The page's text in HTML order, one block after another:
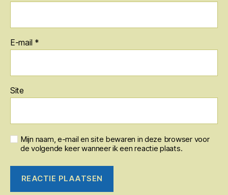
E-mail *
Site
Mijn naam, e-mail en site bewaren in deze browser voor
de volgende keer wanneer ik een reactie plaats.